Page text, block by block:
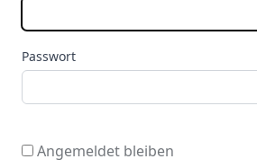
Passwort
Angemeldet bleiben